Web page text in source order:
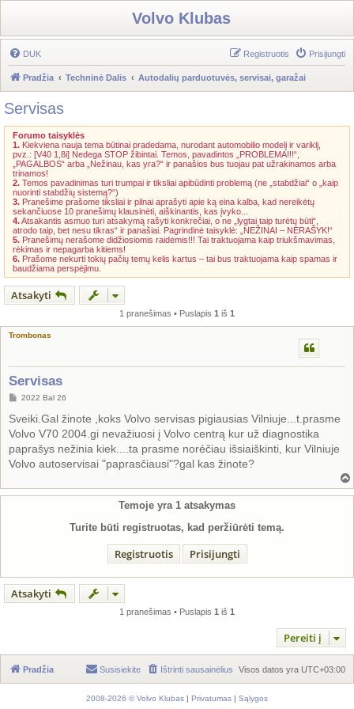
Volvo Klubas
DUK Prisijungti
Registruotis
Pradžia Techninė Dalis Autodalių parduotuvės, servisai, garažai
Servisas
Forumo taisyklės
1. Kiekviena nauja tema būtinai pradedama, nurodant automobilio modelį ir variklį,
pvz.: [V40 1,8i] Nedega STOP žibintai. Temos, pavadintos „PROBLEMA!!!“,
„PAGALBOS“ arba „Nežinau, kas yra?“ ir panašios bus tuojau pat užrakinamos arba
trinamos!
2. Temos pavadinimas turi trumpai ir tiksliai apibūdinti problemą (ne „stabdžiai“ o „kaip
nuorinti stabdžių sistemą?“)
3. Pranešime prašome tiksliai ir pilnai aprašyti apie ką eina kalba, kad nereikėtų
sekančiuose 10 pranešimų klausinėti, aiškinantis, kas įvyko...
4.Atsakantis asmuo turi atsakymą rašyti konkrečiai, o ne „lygtai taip turėtų būti“,
atrodo taip, bet nesu tikras“ ir panašiai. Pagrindinė taisyklė: „NEŽINAI – NERAŠYK!“
5. Pranešimų nerašome didžiosiomis raidėmis!!! Tai traktuojama kaip triukšmavimas,
rėkimas ir nepagarba kitiems!
6. Prašome nekurti tokių pačių temų kelis kartus – tai bus traktuojama kaip spamas ir
baudžiama perspėjimu.
Atsakyti
1 pranešimas • Puslapis 1 iš 1
Trombonas
Servisas
S
a
n
d
r
t
ė
2022 Bal 26
Sveiki.Gal žinote ,koks Volvo servisas pigiausias Vilniuje...t.prasme
Volvo V70 2004.gi nevažiuosi į Volvo centrą kur už diagnostika
paprašys nežinia kiek....ta prasme noréčiau išsiaiškinti, kur Vilniuje
Volvo autoservisai "paprasčiausi"?gal kas žinote?
i
Temoje yra 1 atsakymas
Turite būti registruotas, kad peržiūrėti temą.
Registruotis Prisijungti
Atsakyti
1 pranešimas • Puslapis 1 iš 1
Pereiti į
Pradžia Visos datos yra UTC+03:00
Ištrinti sausainėlius
Susisiekite
2008-2026 © Volvo Klubas | Privatumas | Sąlygos